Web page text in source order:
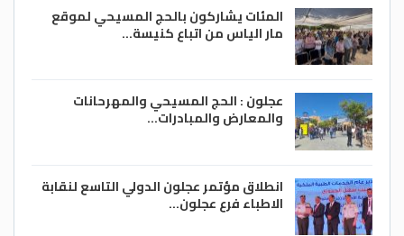
المئات يشاركون بالحج المسيحي لموقع
مار الياس من اتباع كنيسة…
عجلون : الحج المسيحي والمهرحانات
والمعارض والمبادرات…
انطلاق مؤتمر عجلون الدولي التاسع لنقابة
الاطباء فرع عجلون…